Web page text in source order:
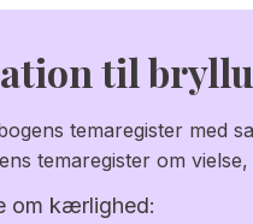
til
temaregister med
temaregister om vielse,
om kærlighed: